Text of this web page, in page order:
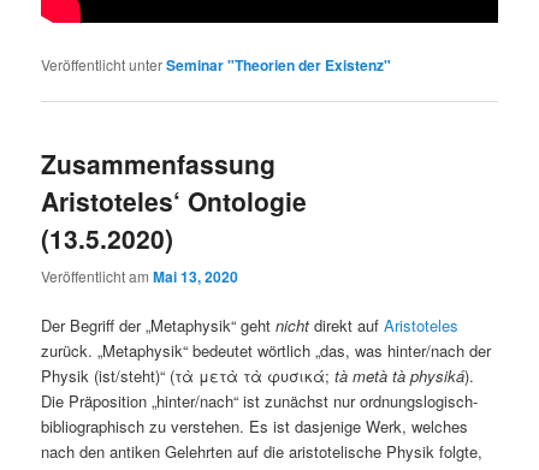
Veröffentlicht unterSeminar "Theorien der Existenz"
Zusammenfassung
Aristoteles‘ Ontologie
(13.5.2020)
Veröffentlicht amMai 13, 2020
Der Begriff der „Metaphysik“ gehtnicht direkt aufAristoteles
zurück. „Metaphysik“ bedeutet wörtlich „das, was hinter/nach der
Physik (ist/steht)“ (τὰ μετὰ τὰ φυσικά;tà metà tà physiká).
Die Präposition „hinter/nach“ ist zunächst nur ordnungslogisch-
bibliographisch zu verstehen. Es ist dasjenige Werk, welches
nach den antiken Gelehrten auf die aristotelische Physik folgte,